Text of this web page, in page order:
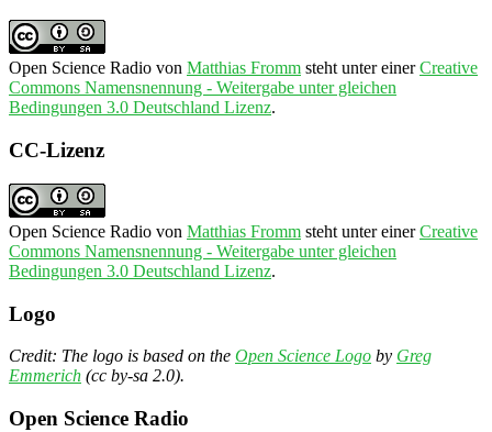
Open Science Radio von Matthias Fromm steht unter einerCreative
Commons Namensnennung - Weitergabe unter gleichen
Bedingungen 3.0 Deutschland Lizenz.
CC-Lizenz
Open Science Radio von Matthias Fromm steht unter einerCreative
Commons Namensnennung - Weitergabe unter gleichen
Bedingungen 3.0 Deutschland Lizenz.
Logo
Credit: The logo is based on the Open Science Logo by Greg
Emmerich (cc by-sa 2.0).
Open Science Radio